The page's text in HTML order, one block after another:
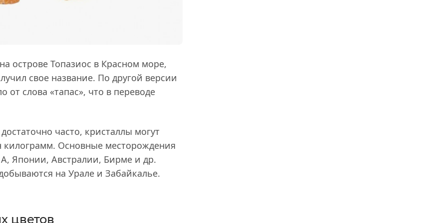
острове Топазиос в Красном море,
свое название. По другой версии
слова «тапас», что в переводе
часто, кристаллы могут
Основные месторождения
Японии, Австралии, Бирме и др.
на Урале и Забайкалье.
цветов